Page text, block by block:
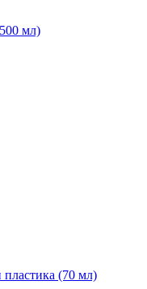
мл)
(70 мл)